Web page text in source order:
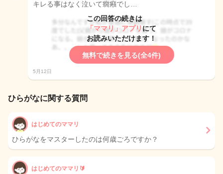
キレる事はなく泣いて癇癪でし…
この回答の続きは
「ママリ」アプリ にて
お読みいただけます！
無料で続きを見る(全4件)
5月12日
ひらがなに関する質問
はじめてのママリ
ひらがなをマスターしたのは何歳ごろですか？
はじめてのママリ🔰